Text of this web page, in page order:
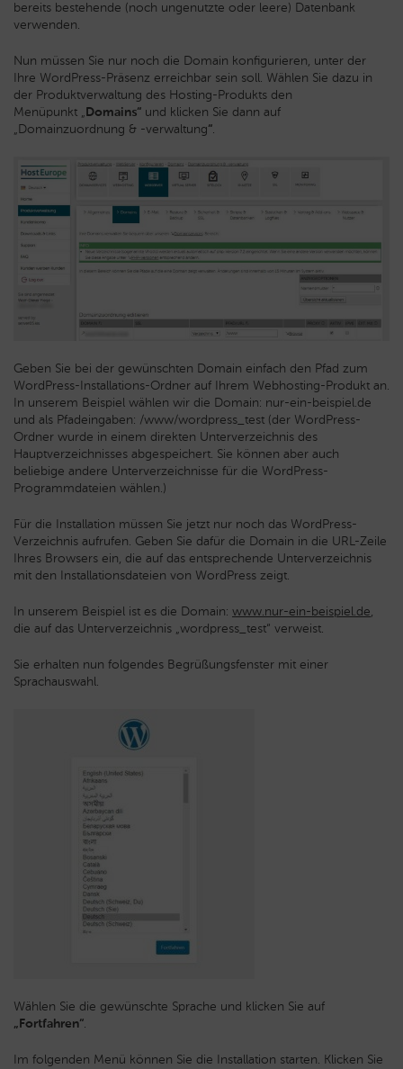
bereits bestehende (noch ungenutzte oder leere) Datenbank
verwenden.
Nun müssen Sie nur noch die Domain konfigurieren, unter der
Ihre WordPress-Präsenz erreichbar sein soll. Wählen Sie dazu in
der Produktverwaltung des Hosting-Produkts den
Menüpunkt „Domains“ und klicken Sie dann auf
„Domainzuordnung & -verwaltung“.
Geben Sie bei der gewünschten Domain einfach den Pfad zum
WordPress-Installations-Ordner auf Ihrem Webhosting-Produkt an.
In unserem Beispiel wählen wir die Domain: nur-ein-beispiel.de
und als Pfadeingaben: /www/wordpress_test (der WordPress-
Ordner wurde in einem direkten Unterverzeichnis des
Hauptverzeichnisses abgespeichert. Sie können aber auch
beliebige andere Unterverzeichnisse für die WordPress-
Programmdateien wählen.)
Für die Installation müssen Sie jetzt nur noch das WordPress-
Verzeichnis aufrufen. Geben Sie dafür die Domain in die URL-Zeile
Ihres Browsers ein, die auf das entsprechende Unterverzeichnis
mit den Installationsdateien von WordPress zeigt.
In unserem Beispiel ist es die Domain: www.nur-ein-beispiel.de,
die auf das Unterverzeichnis „wordpress_test“ verweist.
Sie erhalten nun folgendes Begrüßungsfenster mit einer
Sprachauswahl.
Wählen Sie die gewünschte Sprache und klicken Sie auf
„Fortfahren“.
Im folgenden Menü können Sie die Installation starten. Klicken Sie